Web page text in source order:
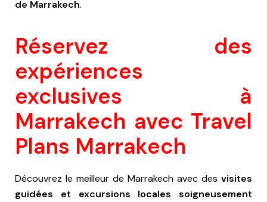
de Marrakech.
Réservez des
expériences
exclusives à
Marrakech avec Travel
Plans Marrakech
Découvrez le meilleur de Marrakech avec des visites
guidées et excursions locales soigneusement